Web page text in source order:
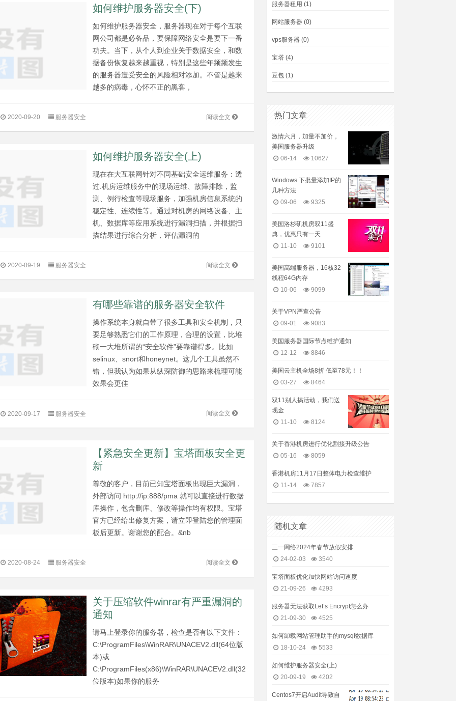
如何维护服务器安全(下)
如何维护服务器安全，服务器现在对于每个互联
网公司都是必备品，要保障网络安全是要下一番
功夫。当下，从个人到企业关于数据安全，和数
据备份恢复越来越重视，特别是这些年频频发生
的服务器遭受安全的风险相对添加。不管是越来
越多的病毒，心怀不正的黑客，
阅读全文
2020-09-20 服务器安全
如何维护服务器安全(上)
现在在大互联网针对不同基础安全运维服务：透
过.机房运维服务中的现场运维、故障排除，监
测、例行检查等现场服务，加强机房信息系统的
稳定性、连续性等。通过对机房的网络设备、主
机、数据库等应用系统进行漏洞扫描，并根据扫
描结果进行综合分析，评估漏洞的
阅读全文
2020-09-19 服务器安全
有哪些靠谱的服务器安全软件
操作系统本身就自带了很多工具和安全机制，只
要足够熟悉它们的工作原理，合理的设置，比堆
砌一大堆所谓的“安全软件”要靠谱得多。比如
selinux、snort和honeynet。这几个工具虽然不
错，但我认为如果从纵深防御的思路来梳理可能
效果会更佳
阅读全文
2020-09-17 服务器安全
【紧急安全更新】宝塔面板安全更
新
尊敬的客户，目前已知宝塔面板出现巨大漏洞，
外部访问 http://ip:888/pma 就可以直接进行数据
库操作，包含删库、修改等操作均有权限。宝塔
官方已经给出修复方案，请立即登陆您的管理面
板后更新。谢谢您的配合。&nb
阅读全文
2020-08-24 服务器安全
关于压缩软件winrar有严重漏洞的
通知
请马上登录你的服务器，检查是否有以下文件：
C:\ProgramFiles\WinRAR\UNACEV2.dll(64位版
本)或
C:\ProgramFiles(x86)\WinRAR\UNACEV2.dll(32
位版本)如果你的服务
服务器租用 (1)
网站服务器 (0)
vps服务器 (0)
宝塔 (4)
豆包 (1)
热门文章
激情六月，加量不加价，
美国服务器升级
06-14
10627
Windows 下批量添加IP的
几种方法
09-06
9325
美国洛杉矶机房双11盛
典，优惠只有一天
11-10
9101
美国高端服务器，16核32
线程64G内存
10-06
9099
关于VPN严查公告
09-01
9083
美国服务器国际节点维护通知
12-12
8846
美国云主机全场8折 低至78元！！
03-27
8464
双11别人搞活动，我们送
现金
11-10
8124
关于香港机房进行优化割接升级公告
05-16
8059
香港机房11月17日整体电力检查维护
11-14
7857
随机文章
三一网络2024年春节放假安排
24-02-03
3540
宝塔面板优化加快网站访问速度
21-09-26
4293
服务器无法获取Let’s Encrypt怎么办
21-09-30
4525
如何卸载网站管理助手的mysql数据库
18-10-24
5533
如何维护服务器安全(上)
20-09-19
4202
Centos7开启Audit导致自